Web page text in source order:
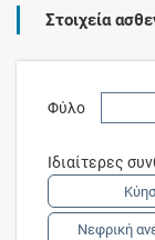
Στοιχεία
Φύλο
Ιδιαίτερες
Νεφρική